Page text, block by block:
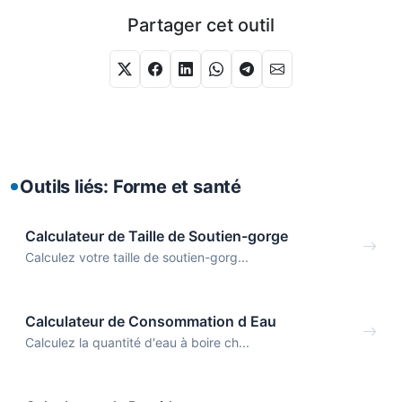
Partager cet outil
Outils liés: Forme et santé
Calculateur de Taille de Soutien-gorge
Calculez votre taille de soutien-gorg...
Calculateur de Consommation d Eau
Calculez la quantité d'eau à boire ch...